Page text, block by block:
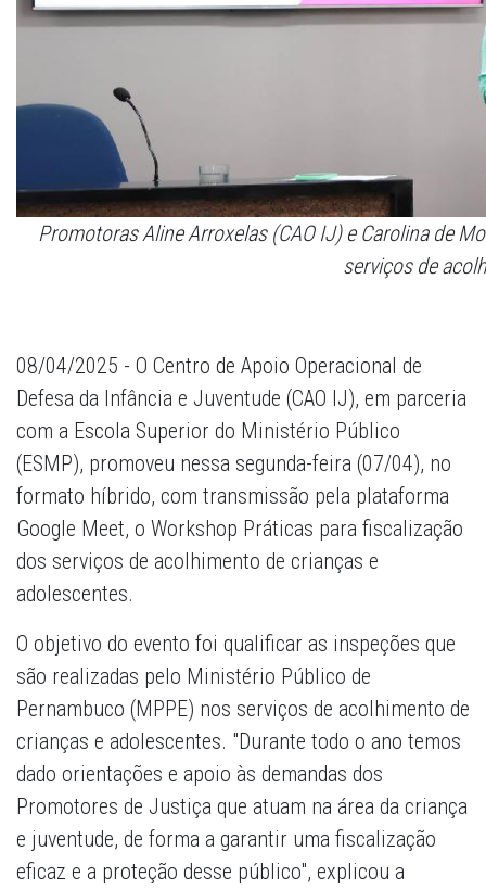
Promotoras Aline Arroxelas (CAO IJ) e Carolina de
serviços de
08/04/2025 - O Centro de Apoio Operacional de
Defesa da Infância e Juventude (CAO IJ), em parceria
com a Escola Superior do Ministério Público
(ESMP), promoveu nessa segunda-feira (07/04), no
formato híbrido, com transmissão pela plataforma
Google Meet, o Workshop Práticas para fiscalização
dos serviços de acolhimento de crianças e
adolescentes.
O objetivo do evento foi qualificar as inspeções que
são realizadas pelo Ministério Público de
Pernambuco (MPPE) nos serviços de acolhimento de
crianças e adolescentes. "Durante todo o ano temos
dado orientações e apoio às demandas dos
Promotores de Justiça que atuam na área da criança
e juventude, de forma a garantir uma fiscalização
eficaz e a proteção desse público", explicou a